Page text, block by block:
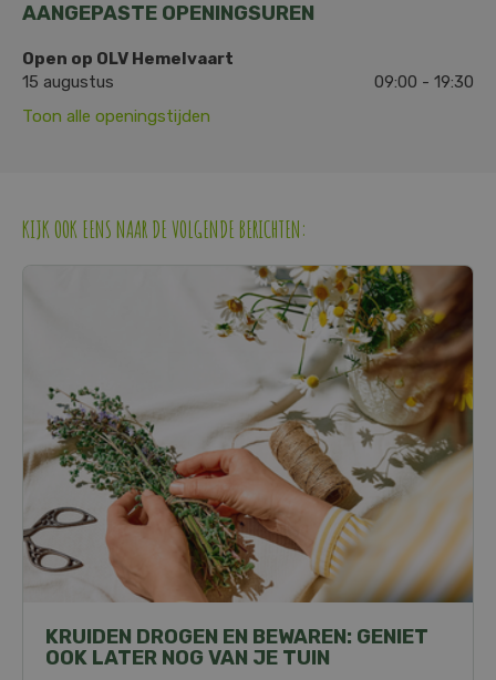
AANGEPASTE OPENINGSUREN
Open op OLV Hemelvaart
15 augustus
09:00 - 19:30
Toon alle openingstijden
KIJK OOK EENS NAAR DE VOLGENDE BERICHTEN:
KRUIDEN DROGEN EN BEWAREN: GENIET
OOK LATER NOG VAN JE TUIN